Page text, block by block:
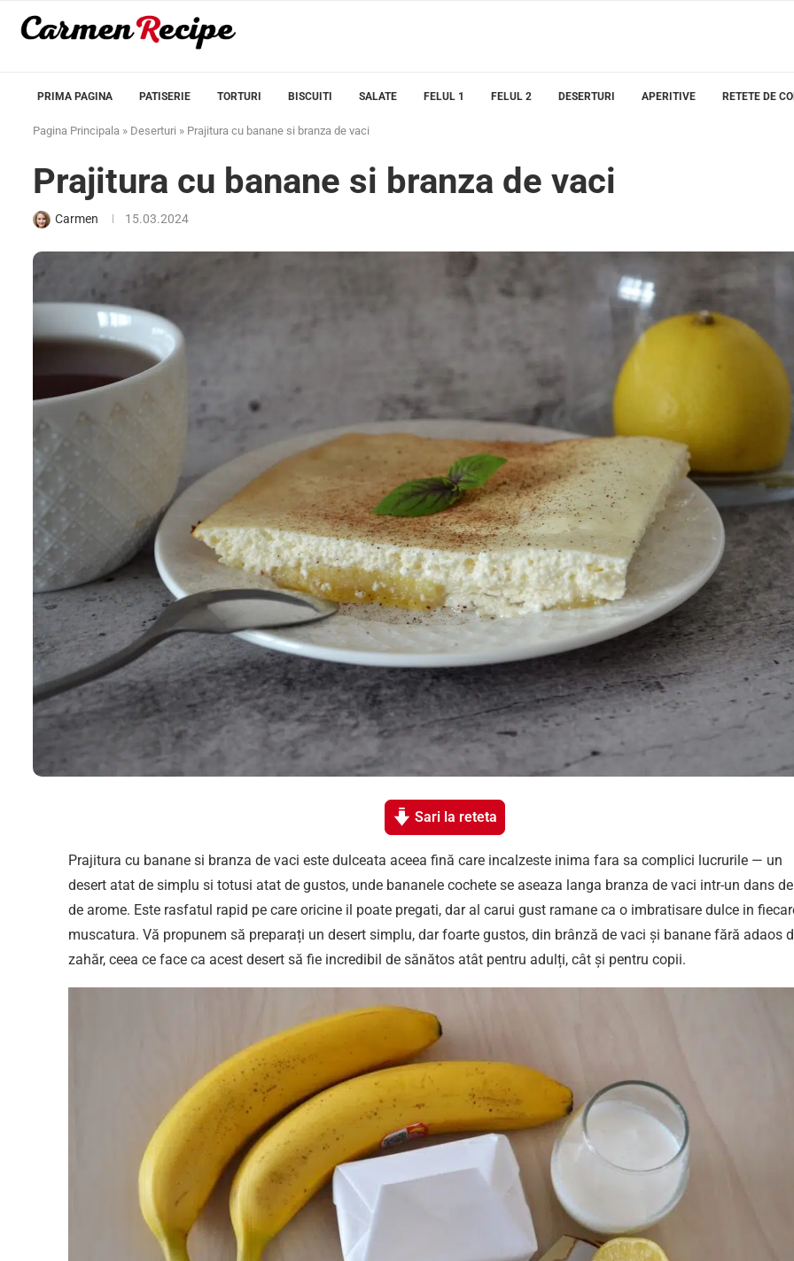
PRIMA PAGINA PATISERIE TORTURI BISCUITI SALATE FELUL 1 FELUL 2 DESERTURI APERITIVE RETETE DE
Pagina Principala » Deserturi » Prajitura cu banane si branza de vaci
Prajitura cu banane si branza de vaci
Carmen 15.03.2024
Sari la reteta
Prajitura cu banane si branza de vaci este dulceata aceea fină care incalzeste inima fara sa complici lucrurile — un
desert atat de simplu si totusi atat de gustos, unde bananele cochete se aseaza langa branza de vaci intr-un dans
de arome. Este rasfatul rapid pe care oricine il poate pregati, dar al carui gust ramane ca o imbratisare dulce in
muscatura. Vă propunem să preparați un desert simplu, dar foarte gustos, din brânză de vaci și banane fără adaos
zahăr, ceea ce face ca acest desert să fie incredibil de sănătos atât pentru adulți, cât și pentru copii.